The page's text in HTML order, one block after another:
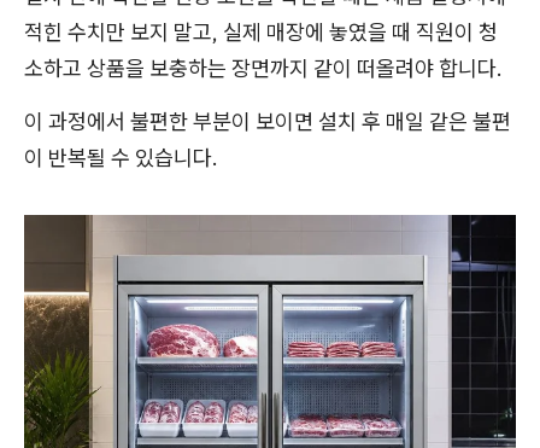
적힌 수치만 보지 말고, 실제 매장에 놓였을 때 직원이 청
소하고 상품을 보충하는 장면까지 같이 떠올려야 합니다.
이 과정에서 불편한 부분이 보이면 설치 후 매일 같은 불편
이 반복될 수 있습니다.